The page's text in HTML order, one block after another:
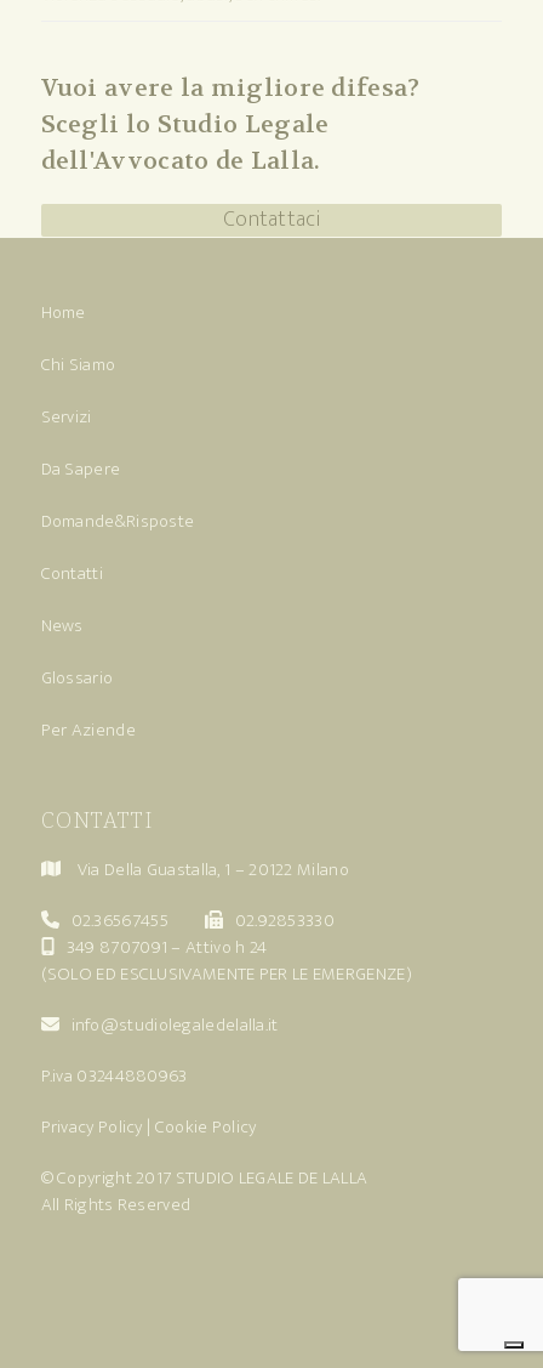
Vuoi avere la migliore difesa?
Scegli lo Studio Legale
dell'Avvocato de Lalla.
Contattaci
Home
Chi Siamo
Servizi
Da Sapere
Domande&Risposte
Contatti
News
Glossario
Per Aziende
CONTATTI
Via Della Guastalla, 1 – 20122 Milano
02.36567455
02.92853330
349 8707091 – Attivo h 24
(SOLO ED ESCLUSIVAMENTE PER LE EMERGENZE)
info@studiolegaledelalla.it
P.iva 03244880963
Privacy Policy | Cookie Policy
© Copyright 2017 STUDIO LEGALE DE LALLA
All Rights Reserved